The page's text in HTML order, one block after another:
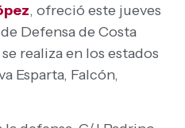
, ofreció este jueves
Defensa de Costa
realiza en los estados
Esparta, Falcón,